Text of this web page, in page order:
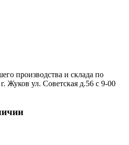
производства и склада по
Жуков ул. Советская д.56 с 9-00